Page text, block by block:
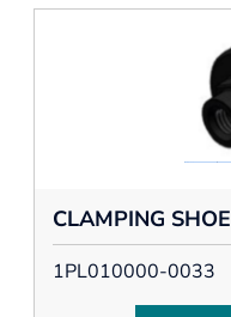
CLAMPING SHOE
1PL010000-0033